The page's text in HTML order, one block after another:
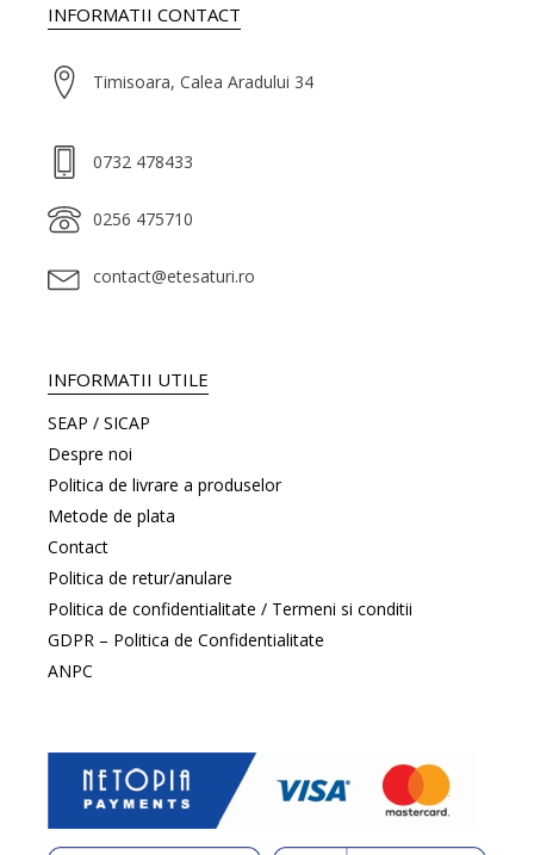
INFORMATII CONTACT
Timisoara, Calea Aradului 34
0732 478433
0256 475710
contact@etesaturi.ro
INFORMATII UTILE
SEAP / SICAP
Despre noi
Politica de livrare a produselor
Metode de plata
Contact
Politica de retur/anulare
Politica de confidentialitate / Termeni si conditii
GDPR – Politica de Confidentialitate
ANPC